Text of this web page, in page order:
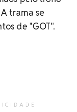
trama se
de "GOT".